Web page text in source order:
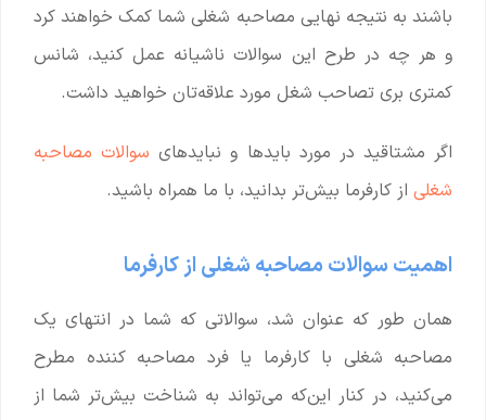
باشند به نتیجه نهایی مصاحبه شغلی شما کمک خواهند کرد
و هر چه در طرح این سوالات ناشیانه عمل کنید، شانس
کمتری بری تصاحب شغل مورد علاقه‌تان خواهید داشت.
اگر مشتاقید در مورد بایدها و نبایدهای سوالات مصاحبه
شغلی از کارفرما بیش‌تر بدانید، با ما همراه باشید.
اهمیت سوالات مصاحبه شغلی از کارفرما
همان طور که عنوان شد، سوالاتی که شما در انتهای یک
مصاحبه شغلی با کارفرما یا فرد مصاحبه کننده مطرح
می‌کنید، در کنار این‌که می‌تواند به شناخت بیش‌تر شما از